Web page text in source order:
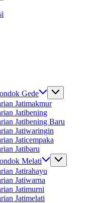
Gede
Jatimakmur
Jatibening
Jatibening Baru
Jatiwaringin
Jaticempaka
Jatibaru
Melati
Jatirahayu
Jatiwarna
Jatimurni
Jatimelati